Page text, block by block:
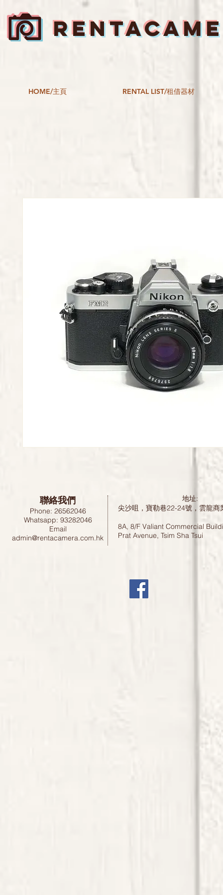
HOME/主頁 RENTAL LIST/租借器材
聯絡我們
Phone: 26562046
Whatsapp: 93282046
Email
admin@rentacamera.com.hk
地址:
尖沙咀，寶勒巷22-24號，雲龍
8A, 8/F Valiant Commercial
Prat Avenue, Tsim Sha Tsui